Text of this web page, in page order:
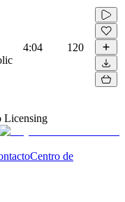
4:04 120
Licensing
Centro de